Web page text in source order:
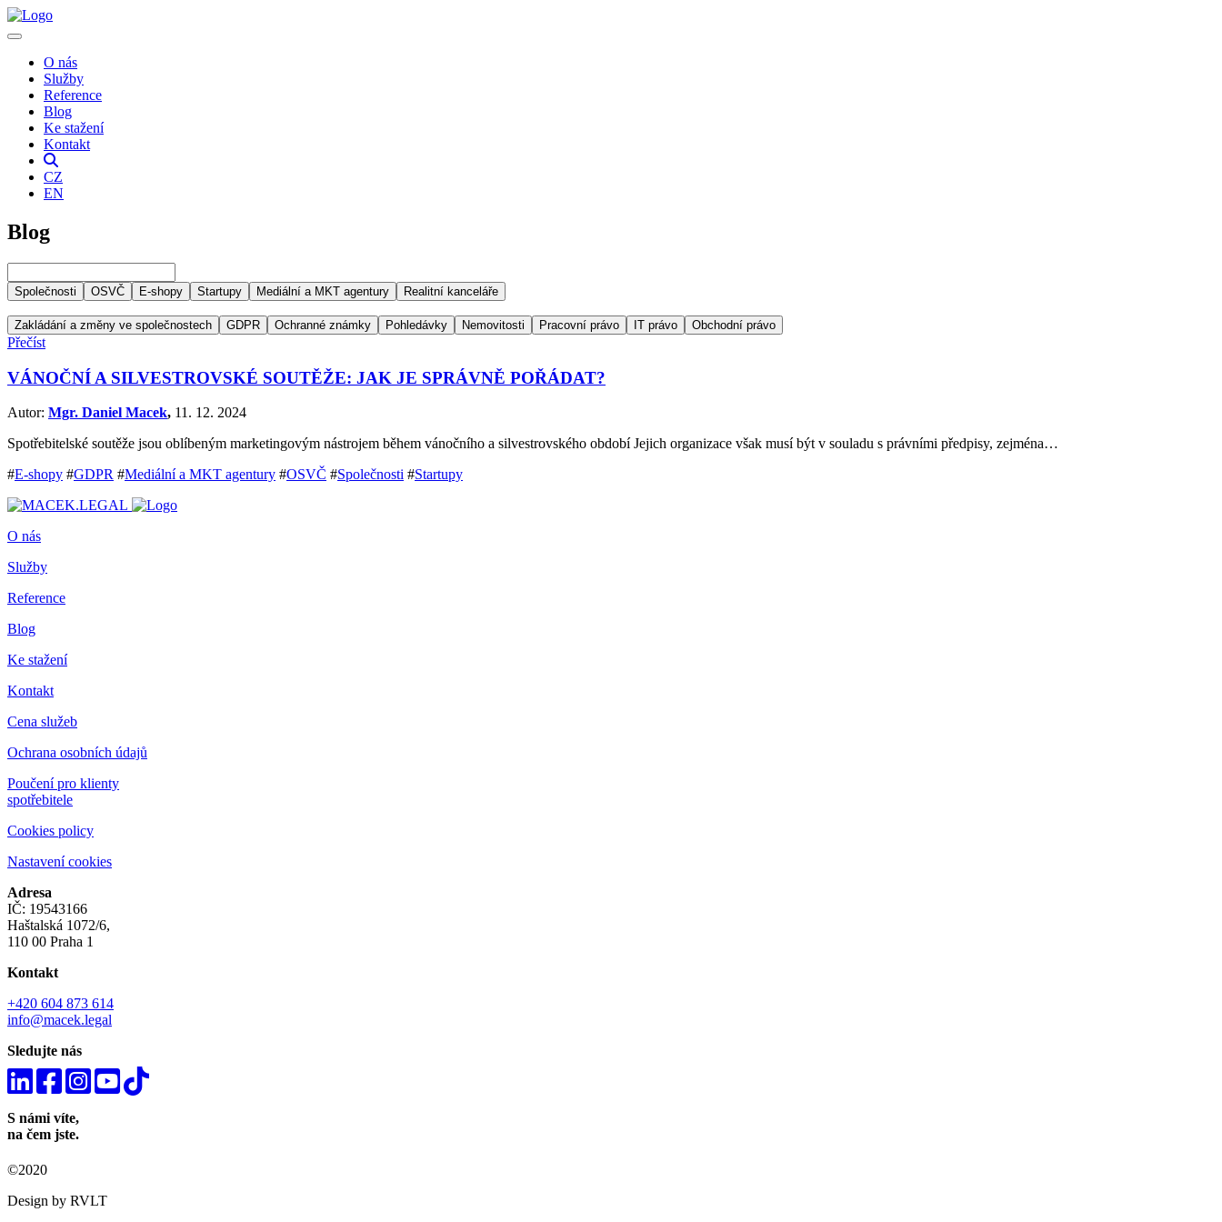
O nás
Služby
Reference
Blog
Ke stažení
Kontakt
CZ
EN
Blog
Společnosti OSVČ E-shopy Startupy Mediální a MKT agentury Realitní kanceláře
Zakládání a změny ve společnostech GDPR Ochranné známky Pohledávky Nemovitosti Pracovní právo IT právo Obchodní právo
Přečíst
VÁNOČNÍ A SILVESTROVSKÉ SOUTĚŽE: JAK JE SPRÁVNĚ POŘÁDAT?
Autor: Mgr. Daniel Macek, 11. 12. 2024
Spotřebitelské soutěže jsou oblíbeným marketingovým nástrojem během vánočního a silvestrovského období Jejich organizace však musí být v souladu s právními předpisy, zejména…
#E-shopy #GDPR #Mediální a MKT agentury #OSVČ #Společnosti #Startupy
O nás
Služby
Reference
Blog
Ke stažení
Kontakt
Cena služeb
Ochrana osobních údajů
Poučení pro klienty
spotřebitele
Cookies policy
Nastavení cookies
Adresa
IČ: 19543166
Haštalská 1072/6,
110 00 Praha 1
Kontakt
+420 604 873 614
info@macek.legal
Sledujte nás
S námi víte,
na čem jste.
©2020
Design by RVLT